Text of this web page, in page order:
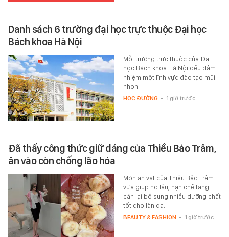
Danh sách 6 trường đại học trực thuộc Đại học
Bách khoa Hà Nội
Mỗi trường trực thuộc của Đại
học Bách khoa Hà Nội đều đảm
nhiệm một lĩnh vực đào tạo mũi
nhọn
HỌC ĐƯỜNG - 1 giờ trước
Đã thấy công thức giữ dáng của Thiều Bảo Trâm,
ăn vào còn chống lão hóa
Món ăn vặt của Thiều Bảo Trâm
vừa giúp no lâu, hạn chế tăng
cân lại bổ sung nhiều dưỡng chất
tốt cho làn da.
BEAUTY & FASHION - 1 giờ trước